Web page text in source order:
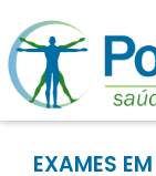
EXAMES